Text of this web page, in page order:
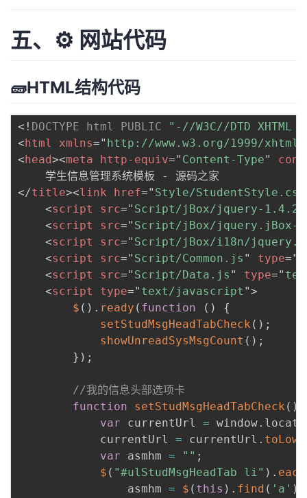
五、⚙️ 网站代码
🧱HTML结构代码
<! DOCTYPE html PUBLIC
"-//W3C//DTD
< html xmlns=" http://www.w3.org/1999/xhtml
< head><meta http-equiv=" Content-Type"
</title><link href=" Style/StudentStyle.css
<script src=" Script/jBox/jquery-
<script src=" Script/jBox/jquery.jBox-
<script src=" Script/jBox/i18n/
<script src=" Script/Common.js " type="
<script src=" Script/Data.js " type="
<script type=" text/javascript ">
$ ( ) . ready ( function ( )
{
setStudMsgHeadTabCheck ( ) ;
showUnreadSysMsgCount ( ) ;
} ) ;
//我的信息头部选项卡
function
setStudMsgHeadTabCheck ( )
var currentUrl = window.
            currentUrl
= currentUrl .
var asmhm = "" ;
$ ( "#ulStudMsgHeadTab li" ) . each
                asmhm
= $ ( this ) . find ( 'a' )